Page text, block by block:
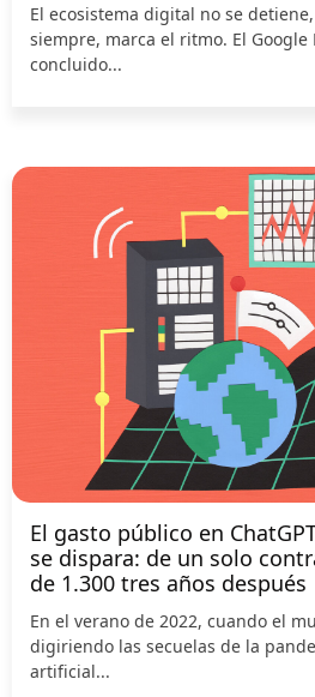
El ecosistema digital no se
siempre, marca el ritmo. El Google
concluido...
El gasto público en
se dispara: de un solo
de 1.300 tres años después
En el verano de 2022, cuando el
digiriendo las secuelas de la
artificial...